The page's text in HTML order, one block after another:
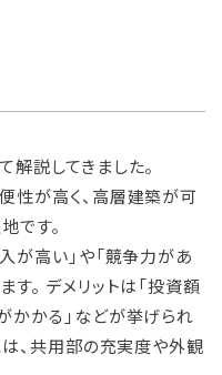
解説してきました。
性が高く、高層建築が可
です。
が高い」や「競争力があ
す。 デメリットは「投資額
かかる」などが挙げられ
は、共用部の充実度や外観